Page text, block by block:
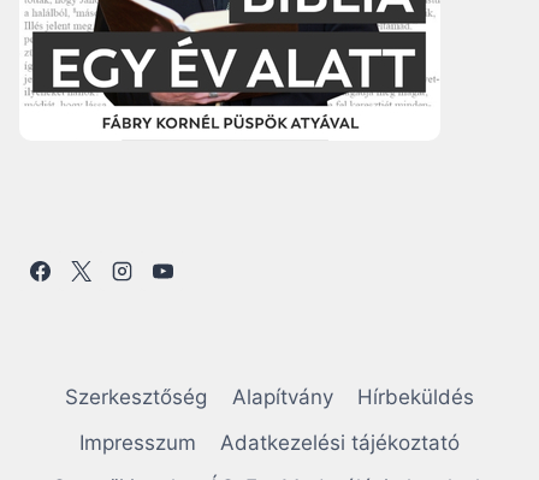
Szerkesztőség Alapítvány
Hírbeküldés
Impresszum
Adatkezelési tájékoztató